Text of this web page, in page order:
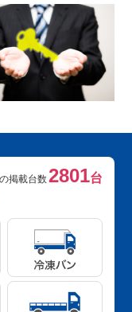
掲載台数2801台